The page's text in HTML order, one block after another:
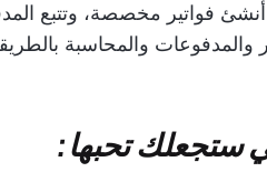
فواتير مخصصة، وتتبع
والمدفوعات والمحاسبة
ستجعلك تحبها: